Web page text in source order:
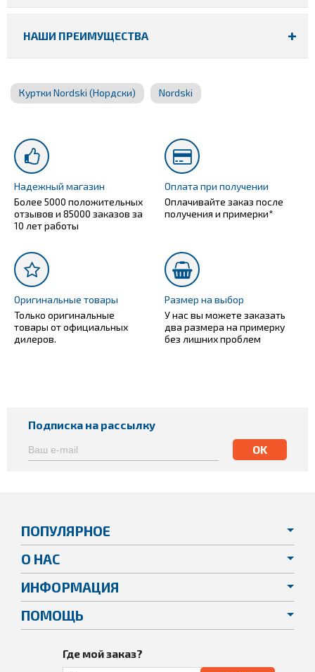
НАШИ ПРЕИМУЩЕСТВА
Куртки Nordski (Нордски) Nordski
Надежный магазин
Более 5000 положительных
отзывов и 85000 заказов за
10 лет работы
Оплата при получении
Оплачивайте заказ после
получения и примерки*
Оригинальные товары
Только оригинальные
товары от официальных
дилеров.
Размер на выбор
У нас вы можете заказать
два размера на примерку
без лишних проблем
Подписка на рассылку
ПОПУЛЯРНОЕ
О НАС
ИНФОРМАЦИЯ
ПОМОЩЬ
Где мой заказ?